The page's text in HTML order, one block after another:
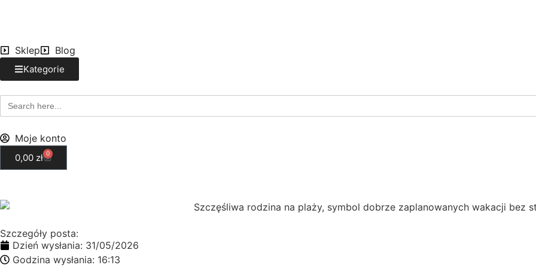
Sklep Blog
Kategorie
Search
for:
Moje konto
0,00 zł 0
Szczegóły posta:
Dzień wysłania: 31/05/2026
Godzina wysłania: 16:13